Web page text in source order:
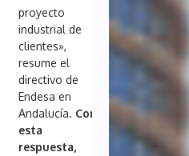
proyecto
industrial de
clientes»,
resume el
directivo de
Endesa en
Andalucía. Con
esta
respuesta,